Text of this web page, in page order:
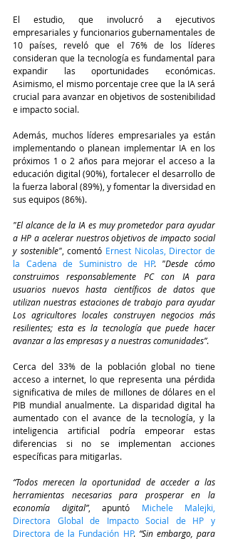
El estudio, que involucró a ejecutivos
empresariales y funcionarios gubernamentales de
10 países, reveló que el 76% de los líderes
consideran que la tecnología es fundamental para
expandir las oportunidades económicas.
Asimismo, el mismo porcentaje cree que la IA será
crucial para avanzar en objetivos de sostenibilidad
e impacto social.
Además, muchos líderes empresariales ya están
implementando o planean implementar IA en los
próximos 1 o 2 años para mejorar el acceso a la
educación digital (90%), fortalecer el desarrollo de
la fuerza laboral (89%), y fomentar la diversidad en
sus equipos (86%).
"El alcance de la IA es muy prometedor para ayudar
a HP a acelerar nuestros objetivos de impacto social
y sostenible", comentó Ernest Nicolas, Director de
la Cadena de Suministro de HP. "Desde cómo
construimos responsablemente PC con IA para
usuarios nuevos hasta científicos de datos que
utilizan nuestras estaciones de trabajo para ayudar
Los agricultores locales construyen negocios más
resilientes; esta es la tecnología que puede hacer
avanzar a las empresas y a nuestras comunidades”.
Cerca del 33% de la población global no tiene
acceso a internet, lo que representa una pérdida
significativa de miles de millones de dólares en el
PIB mundial anualmente. La disparidad digital ha
aumentado con el avance de la tecnología, y la
inteligencia artificial podría empeorar estas
diferencias si no se implementan acciones
específicas para mitigarlas.
“Todos merecen la oportunidad de acceder a las
herramientas necesarias para prosperar en la
economía digital”, apuntó Michele Malejki,
Directora Global de Impacto Social de HP y
Directora de la Fundación HP. “Sin embargo, para